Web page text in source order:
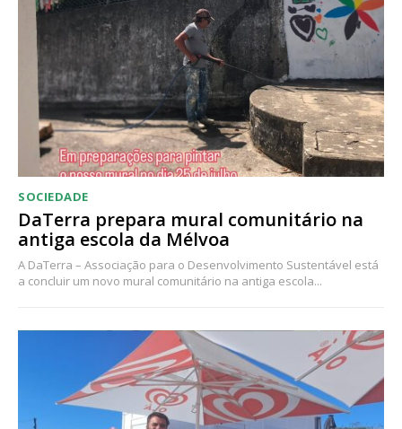
SOCIEDADE
DaTerra prepara mural comunitário na
antiga escola da Mélvoa
A DaTerra – Associação para o Desenvolvimento Sustentável está
a concluir um novo mural comunitário na antiga escola...